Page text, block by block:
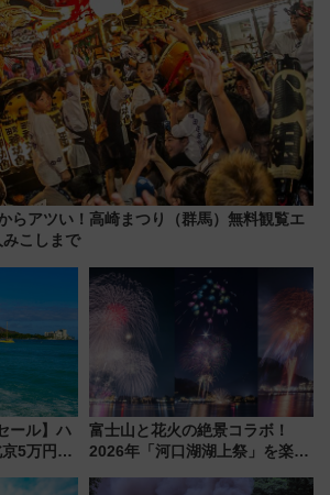
らアツい！高崎まつり（群馬）無料観覧エ
こしまで
ール】ハ
5万円台
富士山と花火の絶景コラボ！
2026年「河口湖湖上祭」を楽し